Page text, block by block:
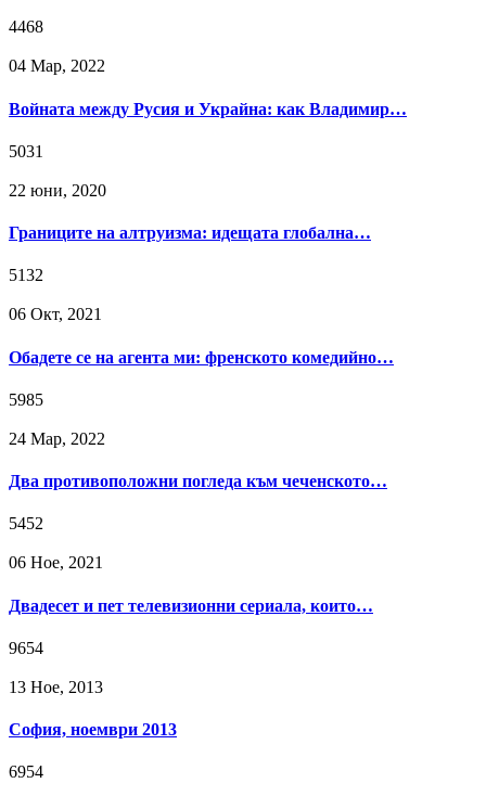
4468
04 Мар, 2022
Войната между Русия и Украйна: как Владимир…
5031
22 юни, 2020
Границите на алтруизма: идещата глобална…
5132
06 Окт, 2021
Обадете се на агента ми: френското комедийно…
5985
24 Мар, 2022
Два противоположни погледа към чеченското…
5452
06 Ное, 2021
Двадесет и пет телевизионни сериала, които…
9654
13 Ное, 2013
София, ноември 2013
6954